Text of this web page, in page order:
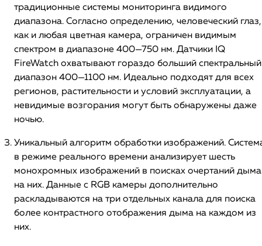
традиционные системы мониторинга видимого
диапазона. Согласно определению, человеческий глаз,
как и любая цветная камера, ограничен видимым
спектром в диапазоне 400—750 нм. Датчики IQ
FireWatch охватывают гораздо больший спектральный
диапазон 400—1100 нм. Идеально подходят для всех
регионов, растительности и условий эксплуатации, а
невидимые возгорания могут быть обнаружены даже
ночью.
Уникальный алгоритм обработки изображений.
в режиме реального времени анализирует шесть
монохромных изображений в поисках очертаний дыма
на них. Данные с RGB камеры дополнительно
раскладываются на три отдельных канала для поиска
более контрастного отображения дыма на каждом из
них.